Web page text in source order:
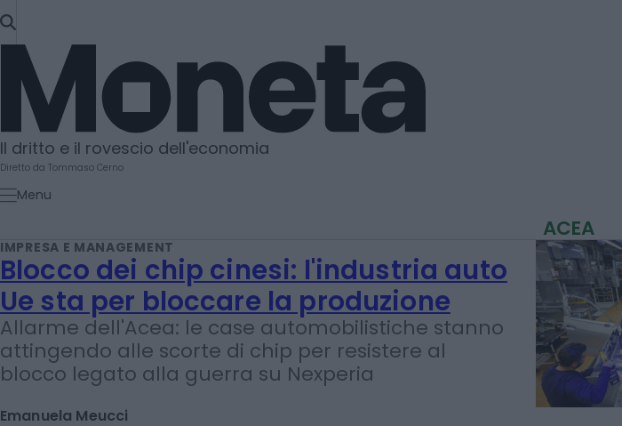
SKIP
TO
CONTENT
Moneta
Il dritto e il rovescio dell'economia
Diretto da Tommaso Cerno
Menu
ACEA
IMPRESA E MANAGEMENT
Blocco dei chip cinesi: l'industria auto
Ue sta per bloccare la produzione
Allarme dell'Acea: le case automobilistiche stanno